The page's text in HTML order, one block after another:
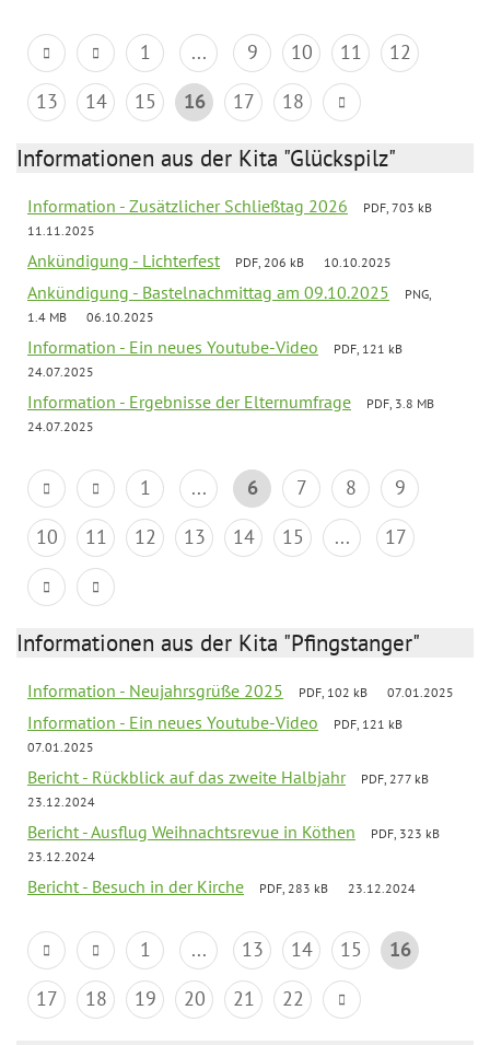
1 ... 9 10 11
12
13
14 15 16 17 18
Informationen aus der Kita "Glückspilz"
Information - Zusätzlicher Schließtag 2026
PDF, 703 kB
11.11.2025
Ankündigung - Lichterfest PDF, 206 kB 10.10.2025
Ankündigung - Bastelnachmittag am 09.10.2025
PNG,
1.4 MB
06.10.2025
Information - Ein neues Youtube-Video
PDF, 121 kB
24.07.2025
Information - Ergebnisse der Elternumfrage
PDF, 3.8 MB
24.07.2025
1 ... 6 7 8
9
10
11 12 13 14 15 ... 17
Informationen aus der Kita "Pfingstanger"
Information - Neujahrsgrüße 2025 PDF, 102 kB 07.01.2025
Information - Ein neues Youtube-Video
PDF, 121 kB
07.01.2025
Bericht - Rückblick auf das zweite Halbjahr
PDF, 277 kB
23.12.2024
Bericht - Ausflug Weihnachtsrevue in Köthen
PDF, 323 kB
23.12.2024
Bericht - Besuch in der Kirche PDF, 283 kB 23.12.2024
1 ... 13 14 15
16
17
18 19 20 21 22